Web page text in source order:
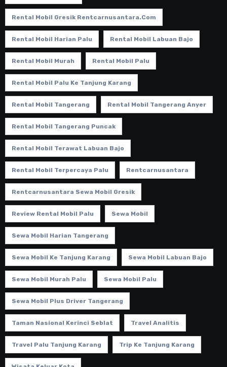
Rental Mobil Gresik Rentcarnusantara.com
Rental Mobil Harian Palu Rental Mobil Labuan Bajo
Rental Mobil Murah Rental Mobil Palu
Rental Mobil Palu Ke Tanjung Karang
Rental Mobil Tangerang Rental Mobil Tangerang Anyer
Rental Mobil Tangerang Puncak
Rental Mobil Terawat Labuan Bajo
Rental Mobil Terpercaya Palu Rentcarnusantara
Rentcarnusantara Sewa Mobil Gresik
Review Rental Mobil Palu Sewa Mobil
Sewa Mobil Harian Tangerang
Sewa Mobil Ke Tanjung Karang Sewa Mobil Labuan Bajo
Sewa Mobil Murah Palu Sewa Mobil Palu
Sewa Mobil Plus Driver Tangerang
Taman Nasional Kerinci Seblat Travel Analitis
Travel Palu Tanjung Karang Trip Ke Tanjung Karang